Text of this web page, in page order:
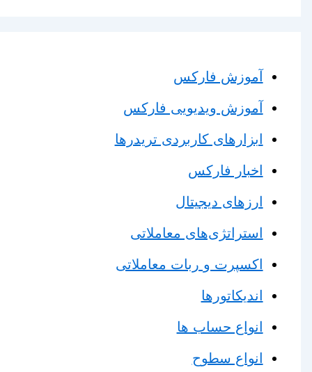
آموزش فارکس
آموزش ویدیویی فارکس
ابزارهای کاربردی تریدرها
اخبار فارکس
ارزهای دیجیتال
استراتژی‌های معاملاتی
اکسپرت و ربات معاملاتی
اندیکاتورها
انواع حساب ها
انواع سطوح